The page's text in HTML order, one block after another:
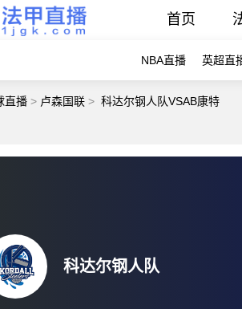
首页
NBA直播 英超直
直播 > 卢森国联 > 科达尔钢人队VSAB康特
科达尔钢人队